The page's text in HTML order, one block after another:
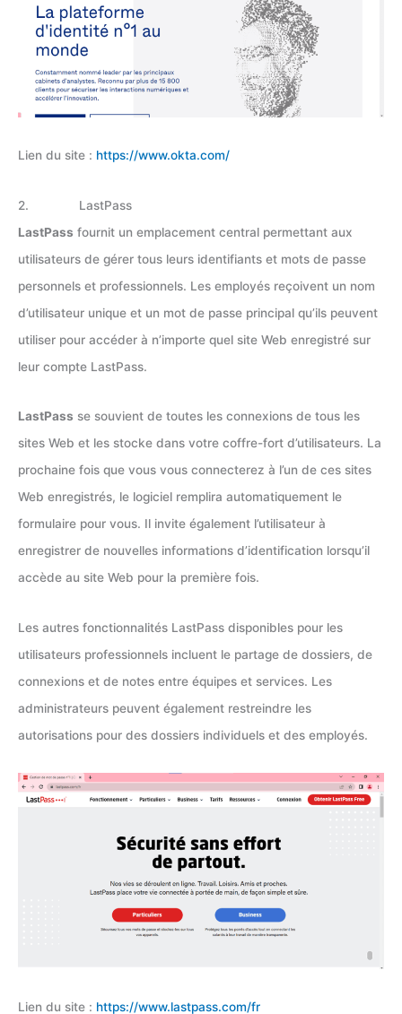
Lien du site : https://www.okta.com/
2. LastPass
LastPass fournit un emplacement central permettant aux
utilisateurs de gérer tous leurs identifiants et mots de passe
personnels et professionnels. Les employés reçoivent un nom
d’utilisateur unique et un mot de passe principal qu’ils peuvent
utiliser pour accéder à n’importe quel site Web enregistré sur
leur compte LastPass.
LastPass se souvient de toutes les connexions de tous les
sites Web et les stocke dans votre coffre-fort d’utilisateurs. La
prochaine fois que vous vous connecterez à l’un de ces sites
Web enregistrés, le logiciel remplira automatiquement le
formulaire pour vous. Il invite également l’utilisateur à
enregistrer de nouvelles informations d’identification lorsqu’il
accède au site Web pour la première fois.
Les autres fonctionnalités LastPass disponibles pour les
utilisateurs professionnels incluent le partage de dossiers, de
connexions et de notes entre équipes et services. Les
administrateurs peuvent également restreindre les
autorisations pour des dossiers individuels et des employés.
Lien du site : https://www.lastpass.com/fr